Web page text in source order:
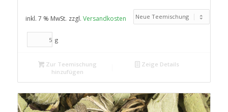
inkl. 7 % MwSt. zzgl. Versandkosten
g
Zur Teemischung
hinzufügen
Zeige Details